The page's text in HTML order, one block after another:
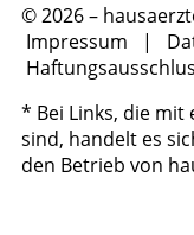
© 2026 –
Impressum |
* Bei Links, die mit
sind, handelt es
den Betrieb von